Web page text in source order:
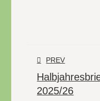
PREV
2025/26